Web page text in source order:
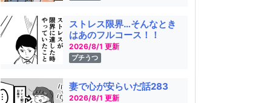
ストレス限界…そんなとき
はあのフルコース！！
2026/8/1 更新
プチうつ
妻で心が安らいだ話283
2026/8/1 更新